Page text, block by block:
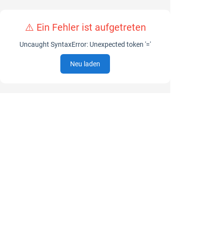
⚠️ Ein Fehler ist aufgetreten
Uncaught SyntaxError: Unexpected token '='
Neu laden